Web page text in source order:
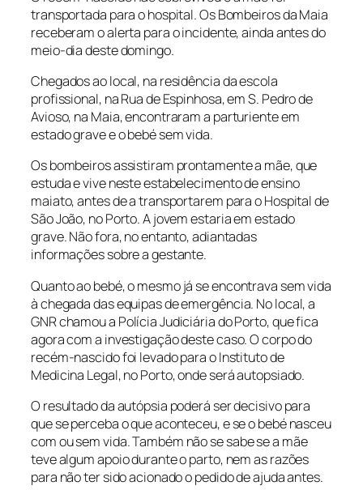
transportada para o hospital. Os Bombeiros da Maia
receberam o alerta para o incidente, ainda antes do
meio-dia deste domingo.
Chegados ao local, na residência da escola
profissional, na Rua de Espinhosa, em S. Pedro de
Avioso, na Maia, encontraram a parturiente em
estado grave e o bebé sem vida.
Os bombeiros assistiram prontamente a mãe, que
estuda e vive neste estabelecimento de ensino
maiato, antes de a transportarem para o Hospital de
São João, no Porto. A jovem estaria em estado
grave. Não fora, no entanto, adiantadas
informações sobre a gestante.
Quanto ao bebé, o mesmo já se encontrava sem vida
à chegada das equipas de emergência. No local, a
GNR chamou a Polícia Judiciária do Porto, que fica
agora com a investigação deste caso. O corpo do
recém-nascido foi levado para o Instituto de
Medicina Legal, no Porto, onde será autopsiado.
O resultado da autópsia poderá ser decisivo para
que se perceba o que aconteceu, e se o bebé nasceu
com ou sem vida. Também não se sabe se a mãe
teve algum apoio durante o parto, nem as razões
para não ter sido acionado o pedido de ajuda antes.